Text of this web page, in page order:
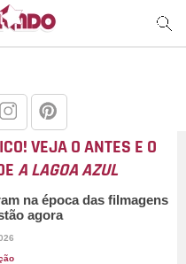
VEJA O ANTES E O
A LAGOA AZUL
na época das filmagens
agora